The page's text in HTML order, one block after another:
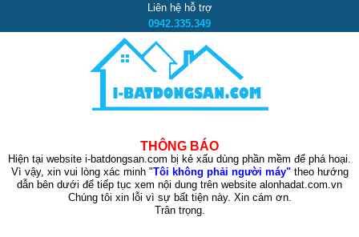
Liên hệ hỗ trợ
0942.335.349
THÔNG BÁO
Hiện tại website i-batdongsan.com bị kẻ xấu dùng phần mềm để phá hoại.
Vì vậy, xin vui lòng xác minh "Tôi không phải người máy"theo hướng
dẫn bên dưới để tiếp tục xem nội dung trên website alonhadat.com.vn
Chúng tôi xin lỗi vì sự bất tiện này. Xin cám ơn.
Trân trọng.